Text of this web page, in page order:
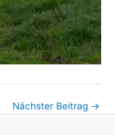
Nächster Beitrag →